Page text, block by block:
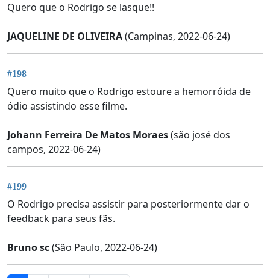
Quero que o Rodrigo se lasque!!
JAQUELINE DE OLIVEIRA(Campinas, 2022-06-24)
#198
Quero muito que o Rodrigo estoure a hemorróida de
ódio assistindo esse filme.
Johann Ferreira De Matos Moraes(são josé dos
campos, 2022-06-24)
#199
O Rodrigo precisa assistir para posteriormente dar o
feedback para seus fãs.
Bruno sc(São Paulo, 2022-06-24)